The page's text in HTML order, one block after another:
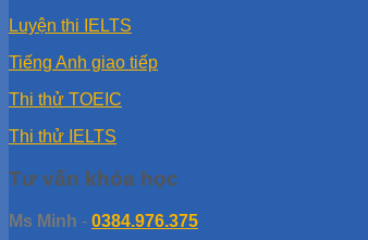
Luyện thi IELTS
Tiếng Anh giao tiếp
Thi thử TOEIC
Thi thử IELTS
Tư vấn khóa học
Ms Minh - 0384.976.375